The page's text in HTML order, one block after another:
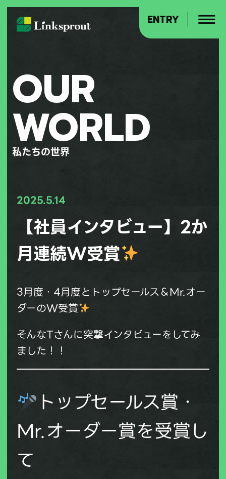
ENTRY
OUR
WORLD
私たちの世界
2025.5.14
【社員インタビュー】2か
月連続W受賞
3月度・4月度とトップセールス＆Mr.オー
ダーのW受賞
そんなTさんに突撃インタビューをしてみ
ました！！
トップセールス賞・
Mr.オーダー賞を受賞し
て